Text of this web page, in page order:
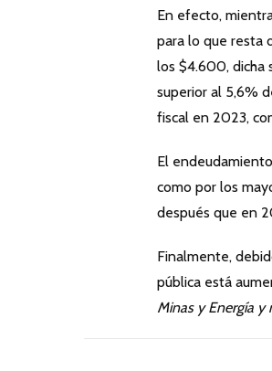
En efecto,
para lo que resta
los $4.600, dicha
superior al 5,6%
fiscal en 2023,
El
como por los
después que en
Finalmente,
pública está
Minas y Energía